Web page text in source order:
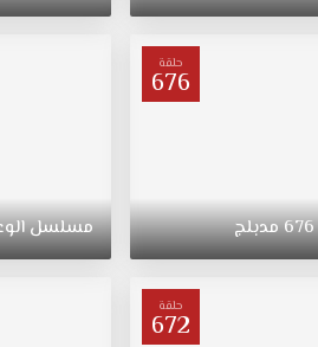
حلقة
676
676مدبلج مسلسل
حلقة
672